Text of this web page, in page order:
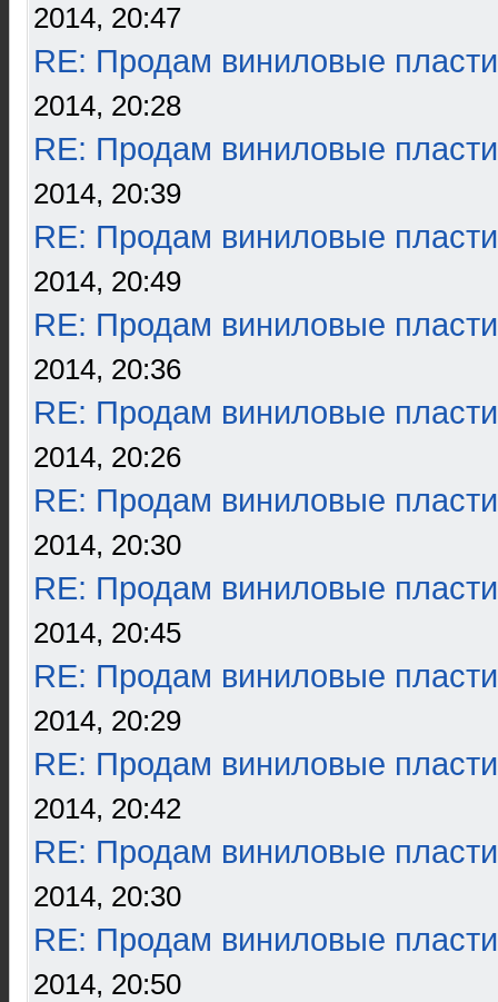
2014, 20:47
RE: Продам виниловые
2014, 20:28
RE: Продам виниловые
2014, 20:39
RE: Продам виниловые
2014, 20:49
RE: Продам виниловые
2014, 20:36
RE: Продам виниловые
2014, 20:26
RE: Продам виниловые
2014, 20:30
RE: Продам виниловые
2014, 20:45
RE: Продам виниловые
2014, 20:29
RE: Продам виниловые
2014, 20:42
RE: Продам виниловые
2014, 20:30
RE: Продам виниловые
2014, 20:50